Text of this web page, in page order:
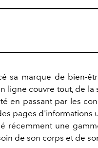
sa marque de bien-
ligne couvre tout, de la
en passant par les
pages d'informations
récemment une
de son corps et de